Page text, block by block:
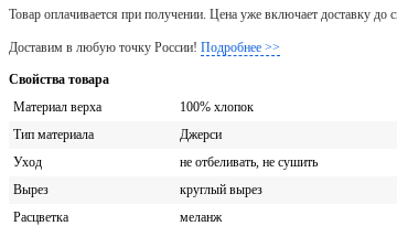
Товар оплачивается при получении. Цена уже включает доставку
Доставим в любую точку России! Подробнее >>
Свойства товара
Материал верха
100% хлопок
Тип материала
Джерси
Уход
не отбеливать, не сушить
Вырез
круглый вырез
Расцветка
меланж